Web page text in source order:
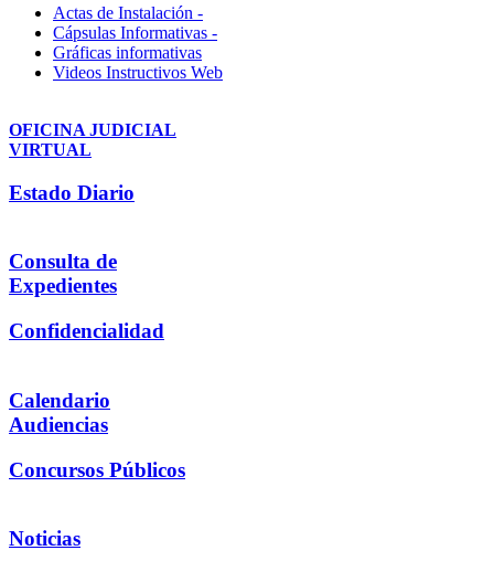
Actas de Instalación -
Cápsulas Informativas -
Gráficas informativas
Videos Instructivos Web
OFICINA JUDICIAL
VIRTUAL
Estado Diario
Consulta de
Expedientes
Confidencialidad
Calendario
Audiencias
Concursos Públicos
Noticias